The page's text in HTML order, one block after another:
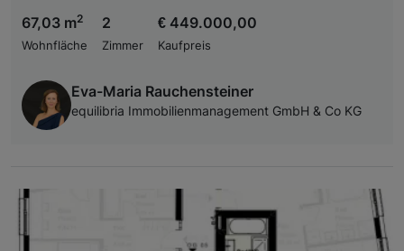
67,03 m2
Wohnfläche
2
Zimmer
€ 449.000,00
Kaufpreis
Eva-Maria Rauchensteiner
equilibria Immobilienmanagement GmbH & Co KG